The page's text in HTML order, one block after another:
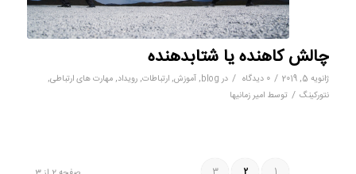
چالش کاهنده یا شتابدهنده
ژانویه 5, 2019 / 0 دیدگاه / در blog
,آموزش,ارتباطات,رویداد,مهارت های ارتباطی,
نتورکینگ / توسط امیر زمانیها